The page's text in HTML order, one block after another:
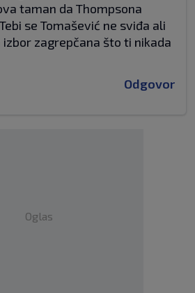
taman da Thompsona
se Tomašević ne sviđa ali
izbor zagrepčana što ti nikada
Odgovor
Oglas